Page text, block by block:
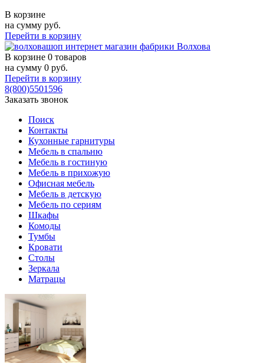
В корзине
на сумму руб.
Перейти в корзину
В корзине 0 товаров
на сумму 0 руб.
Перейти в корзину
8(800)5501596
Заказать звонок
Поиск
Контакты
Кухонные гарнитуры
Мебель в спальню
Мебель в гостиную
Мебель в прихожую
Офисная мебель
Мебель в детскую
Мебель по сериям
Шкафы
Комоды
Тумбы
Кровати
Столы
Зеркала
Матрацы